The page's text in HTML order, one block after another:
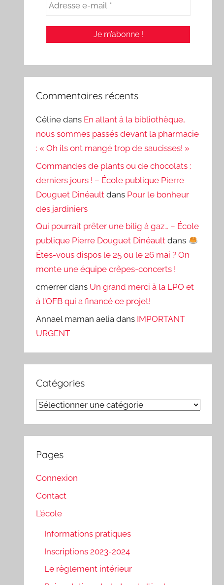
Commentaires récents
Céline dans En allant à la bibliothèque,
nous sommes passés devant la pharmacie
: « Oh ils ont mangé trop de saucisses! »
Commandes de plants ou de chocolats :
derniers jours ! – École publique Pierre
Douguet Dinéault dans Pour le bonheur
des jardiniers
Qui pourrait prêter une bilig à gaz… – École
publique Pierre Douguet Dinéault dans
Êtes-vous dispos le 25 ou le 26 mai ? On
monte une équipe crêpes-concerts !
cmerrer dans Un grand merci à la LPO et
à l’OFB qui a financé ce projet!
Annael maman aelia dans IMPORTANT
URGENT
Catégories
Catégories
Pages
Connexion
Contact
L’école
Informations pratiques
Inscriptions 2023-2024
Le règlement intérieur